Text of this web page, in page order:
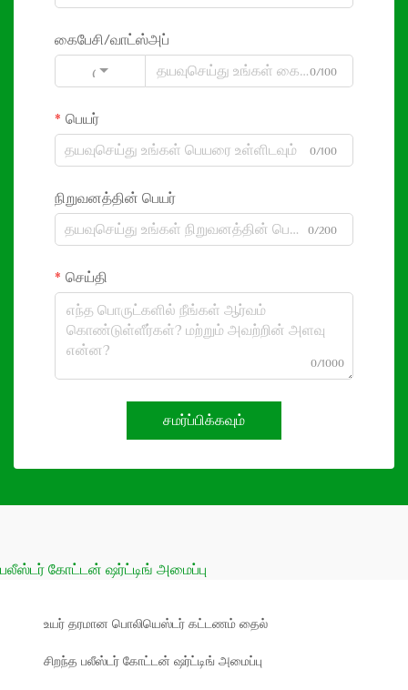
கைபேசி/வாட்ஸ்அப்
Code 0/100
பெயர்
0/100
நிறுவனத்தின் பெயர்
0/200
செய்தி
0/1000
சமர்ப்பிக்கவும்
பலீஸ்டர் கோட்டன் ஷர்ட்டிங் அமைப்பு
உயர் தரமான பொலியெஸ்டர் கட்டணம் தைல்
சிறந்த பலீஸ்டர் கோட்டன் ஷர்ட்டிங் அமைப்பு